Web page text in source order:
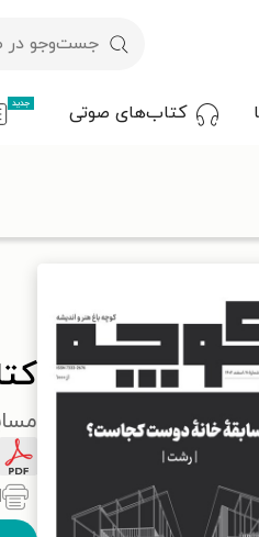
کتاب‌های صوتی جدید